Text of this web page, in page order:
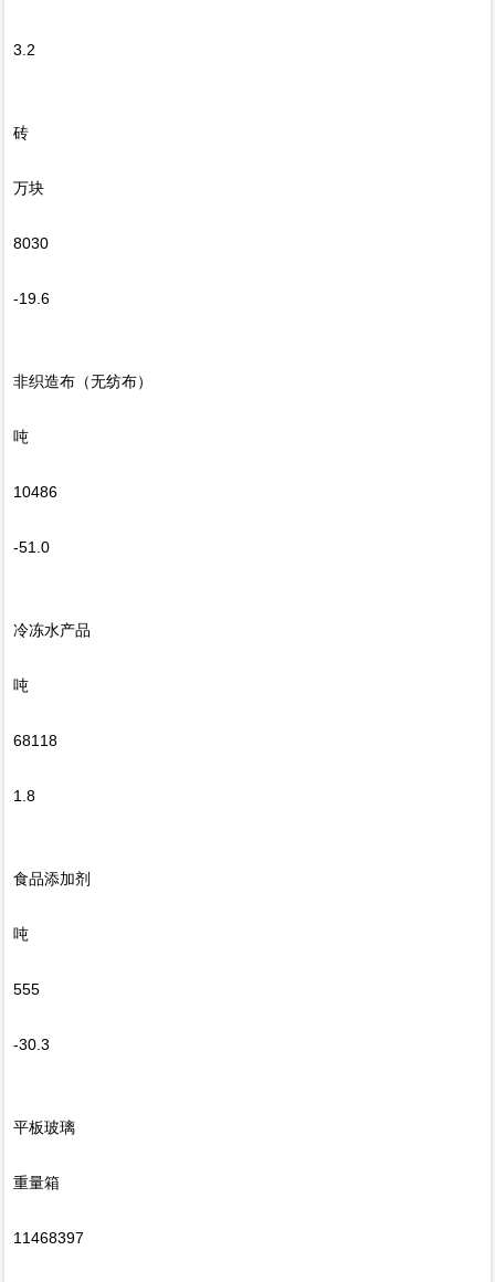
3.2
砖
万块
8030
-19.6
非织造布（无纺布）
吨
10486
-51.0
冷冻水产品
吨
68118
1.8
食品添加剂
吨
555
-30.3
平板玻璃
重量箱
11468397